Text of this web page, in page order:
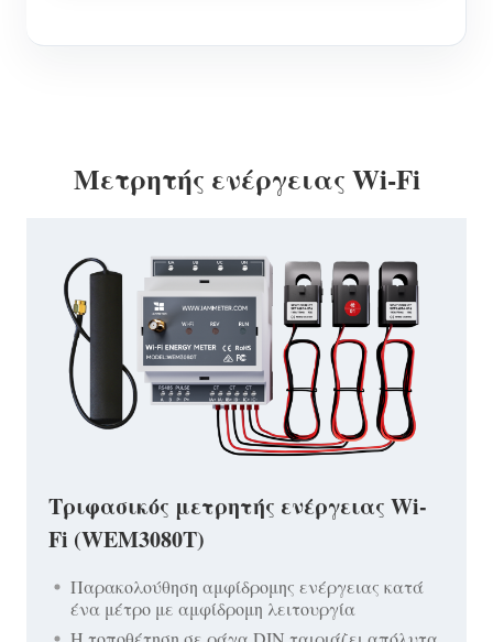
Μετρητής ενέργειας Wi-Fi
Τριφασικός μετρητής ενέργειας Wi-
Fi (WEM3080T)
Παρακολούθηση αμφίδρομης ενέργειας κατά
ένα μέτρο με αμφίδρομη λειτουργία